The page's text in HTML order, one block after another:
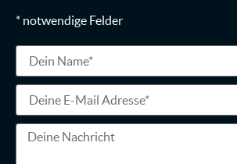
* notwendige Felder